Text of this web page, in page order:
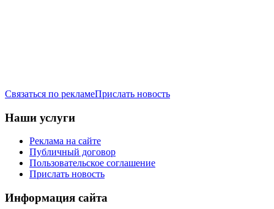
Связаться по рекламеПрислать новость
Наши услуги
Реклама на сайте
Публичный договор
Пользовательское соглашение
Прислать новость
Информация сайта